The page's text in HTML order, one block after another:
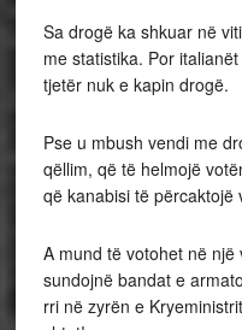
Sa drogë ka shkuar në
me statistika. Por
tjetër nuk e kapin drogë.
Pse u mbush vendi me
qëllim, që të helmojë
që kanabisi të përcaktojë
A mund të votohet në
sundojnë bandat e
rri në zyrën e